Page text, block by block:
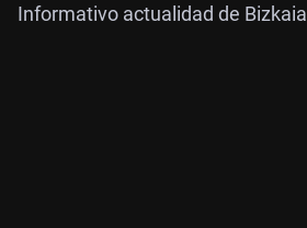
Informativo actualidad de Bizkaia